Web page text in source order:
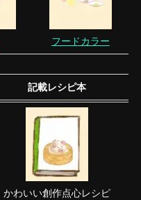
フードカラー
記載レシピ本
かわいい創作点心レシピ